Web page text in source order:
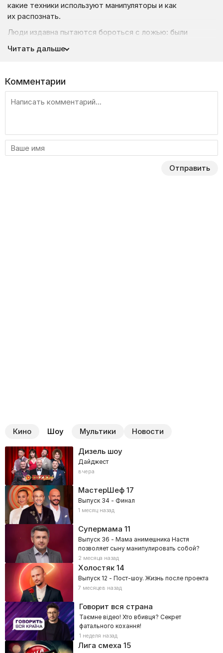
какие техники используют манипуляторы и как
их распознать.
Люди издавна пытаются бороться с ложью: были
в ведущих университетах готовят специалистов
полностью так и не удалось. Она проникает во все
сферы жизни — от отношений и работы до финансов
и медицины.
фейками, а разница между правдой и ложью может
стоить жизни. Как не стать жертвой манипуляций? Как
научиться распознавать обман? Ответы — в программе
Читать дальше
Комментарии
Отправить
Кино Шоу Мультики Новости
Дизель шоу
Дайджест
вчера
МастерШеф17
Выпуск 34 - Финал
1 месяц назад
Супермама 11
Выпуск 36 - Мама анимешника Настя
позволяет сыну манипулировать собой?
2 месяца назад
Холостяк14
Выпуск 12 - Пост-шоу. Жизнь после проекта
7 месяцев назад
Говорит вся страна
Таємне відео! Хто вбивця? Секрет
фатального кохання!
1 неделя назад
Лига смеха 15